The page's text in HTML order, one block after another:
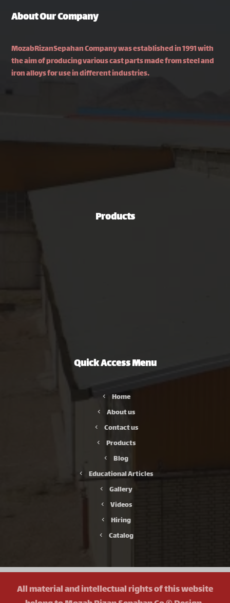
About Our Company
MozabRizanSepahan Company was established in 1991 with
the aim of producing various cast parts made from steel and
iron alloys for use in different industries.
00989106813253
Products
Quick Access Menu
Home
About us
Contact us
Products
Blog
Educational Articles
Gallery
Videos
Hiring
Catalog
All material and intellectual rights of this website